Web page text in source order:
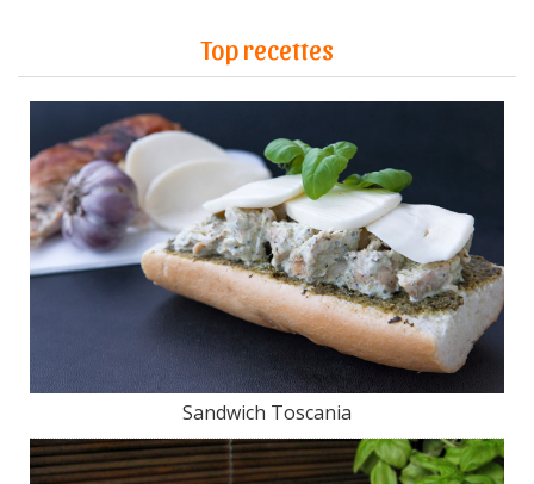
Top recettes
Sandwich Toscania